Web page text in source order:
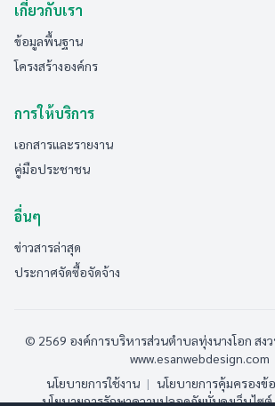
เกี่ยวกับเรา
ข้อมูลพื้นฐาน
โครงสร้างองค์กร
การให้บริการ
เอกสารและรายงาน
คู่มือประชาชน
อื่นๆ
ข่าวสารล่าสุด
ประกาศจัดซื้อจัดจ้าง
© 2569 องค์การบริหารส่วนตำบลทุ่งนางโอก สง
www.esanwebdesign.com
นโยบายการใช้งาน | นโยบายการคุ้มครอง
นโยบายการรักษาความปลอดภัยมั่นคงเว็บไซต์